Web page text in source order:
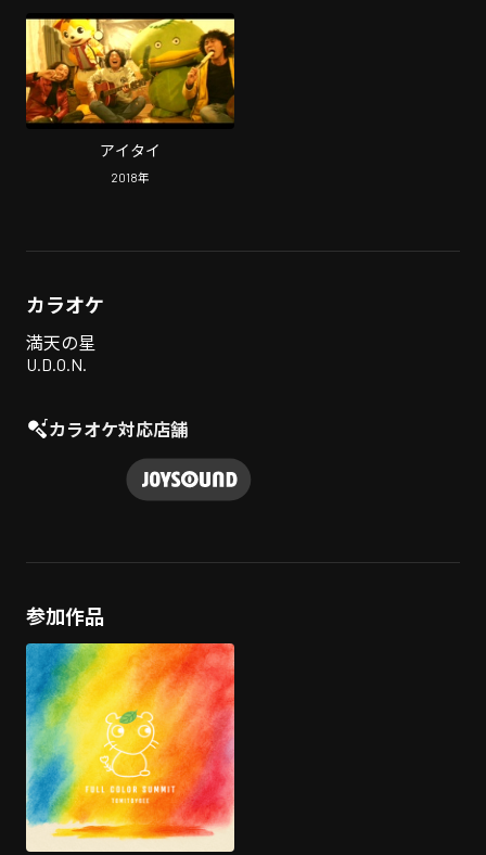
アイタイ
2018年
カラオケ
満天の星
U.D.O.N.
カラオケ対応店舗
参加作品